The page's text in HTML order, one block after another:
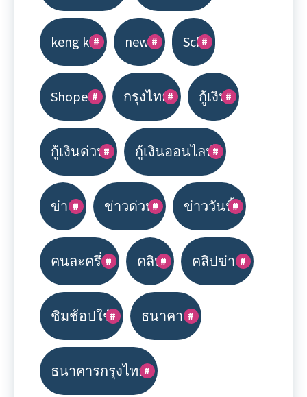
keng kk news Scb
Shopee กรุงไทย กู้เงิน
กู้เงินด่วน กู้เงินออนไลน์
ข่าว ข่าวด่วน ข่าววันนี้
คนละครึ่ง คลิป คลิปข่าว
ชิมช้อปใช้ ธนาคาร
ธนาคารกรุงไทย